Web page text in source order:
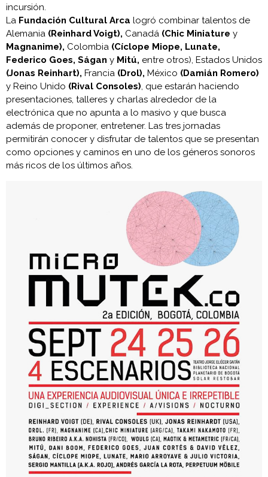
incursión.
La Fundación Cultural Arca logró combinar talentos de
Alemania (Reinhard Voigt), Canadá (Chic Miniature y
Magnanime), Colombia (Cíclope Miope, Lunate,
Federico Goes, Ságan y Mitú, entre otros), Estados Unidos
(Jonas Reinhart), Francia (Drol), México (Damián Romero)
y Reino Unido (Rival Consoles), que estarán haciendo
presentaciones, talleres y charlas alrededor de la
electrónica que no apunta a lo masivo y que busca
además de proponer, entretener. Las tres jornadas
permitirán conocer y disfrutar de talentos que se presentan
como opciones y caminos en uno de los géneros sonoros
más ricos de los últimos años.